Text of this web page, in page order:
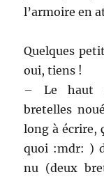
l’armoire en
Quelques
oui, tiens !
– Le haut
bretelles
long à écrire,
quoi :mdr: )
nu (deux